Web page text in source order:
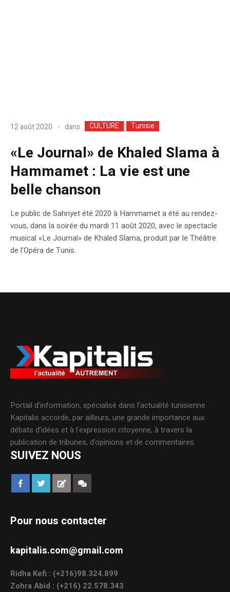
12 août 2020 dans CULTURE Tunisie
«Le Journal» de Khaled Slama à
Hammamet : La vie est une
belle chanson
Le public de Sahriyet été 2020 à Hammamet a été au rendez-
vous, dans la soirée du mardi 11 août 2020, avec le spectacle
musical «Le Journal» de Khaled Slama, produit par le Théâtre
de l’Opéra de Tunis.
Portail d’information, spécialisé dans l’actualité tunisienne.
Kapitalis accorde, par ailleurs, une grande importance aux
débats d’idées et à l’expression citoyenne, à travers la
publication de tribunes, d’opinions et de commentaires.
SUIVEZ NOUS
Pour nous contacter
kapitalis.com@gmail.com
Ridha Kefi : (+216)98.324.899
Zohra Abid : (+216) 22.578.343